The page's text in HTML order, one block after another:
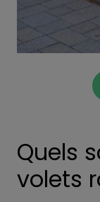
Quels
volets